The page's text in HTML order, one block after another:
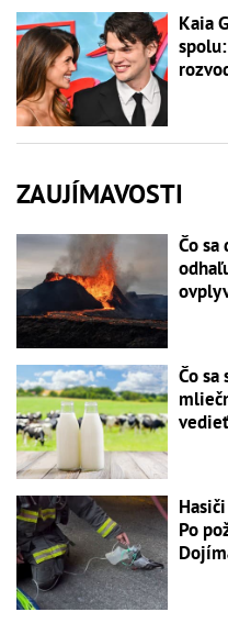
Kaia
ZAUJÍMAVOSTI
Čo
Čo
vedieť
Po